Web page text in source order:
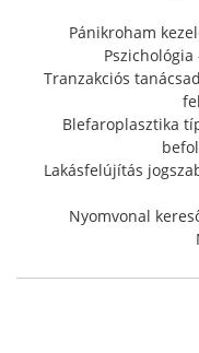
Pánikroham
Tranzakciós
Blefaroplasztika
Lakásfelújítás
Nyomvonal